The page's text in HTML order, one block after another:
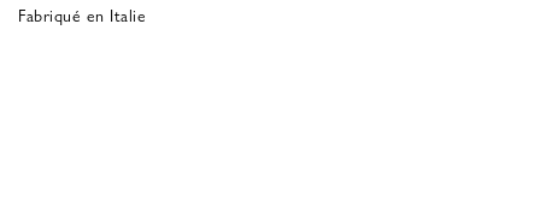
Fabriqué en Italie